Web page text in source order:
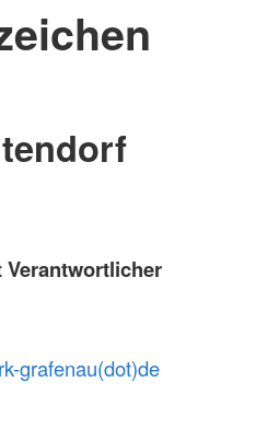
Verantwortlicher
grafenau(dot)de